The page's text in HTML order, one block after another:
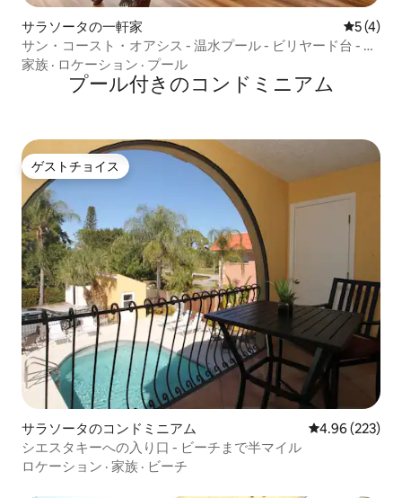
サラソータの一軒家 レビュー
5 (4)
サン・コースト・オアシス - 温水プール - ビリヤード台 - ゲ
ームセンター
家族 · ロケーション · プール
プール付きのコンドミニアム
ゲストチョイス
ゲストチョイス
サラソータのコンドミニアム レビュー223
4.96 (223)
シエスタキーへの入り口 - ビーチまで半マイル
ロケーション · 家族 · ビーチ